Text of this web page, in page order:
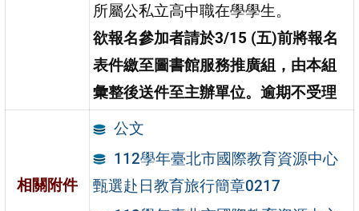
所屬公私立高中職在學學生。
欲報名參加者請於3/15 (五)前將報名
表件繳至圖書館服務推廣組，由本組
彙整後送件至主辦單位。逾期不受理
相關附件
公文
112學年臺北市國際教育資源中心
甄選赴日教育旅行簡章0217